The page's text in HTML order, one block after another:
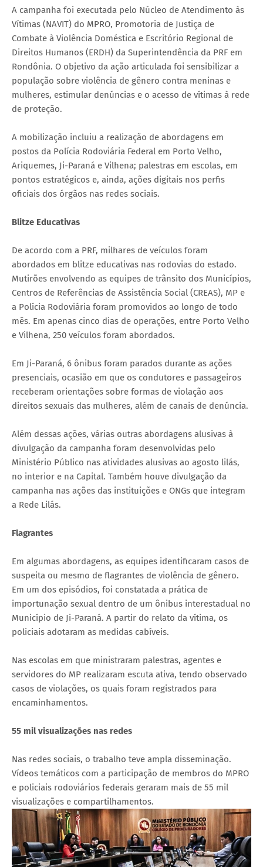
A campanha foi executada pelo Núcleo de Atendimento às
Vítimas (NAVIT) do MPRO, Promotoria de Justiça de
Combate à Violência Doméstica e Escritório Regional de
Direitos Humanos (ERDH) da Superintendência da PRF em
Rondônia. O objetivo da ação articulada foi sensibilizar a
população sobre violência de gênero contra meninas e
mulheres, estimular denúncias e o acesso de vítimas à rede
de proteção.
A mobilização incluiu a realização de abordagens em
postos da Polícia Rodoviária Federal em Porto Velho,
Ariquemes, Ji-Paraná e Vilhena; palestras em escolas, em
pontos estratégicos e, ainda, ações digitais nos perfis
oficiais dos órgãos nas redes sociais.
Blitze Educativas
De acordo com a PRF, milhares de veículos foram
abordados em blitze educativas nas rodovias do estado.
Mutirões envolvendo as equipes de trânsito dos Municípios,
Centros de Referências de Assistência Social (CREAS), MP e
a Polícia Rodoviária foram promovidos ao longo de todo
mês. Em apenas cinco dias de operações, entre Porto Velho
e Vilhena, 250 veículos foram abordados.
Em Ji-Paraná, 6 ônibus foram parados durante as ações
presenciais, ocasião em que os condutores e passageiros
receberam orientações sobre formas de violação aos
direitos sexuais das mulheres, além de canais de denúncia.
Além dessas ações, várias outras abordagens alusivas à
divulgação da campanha foram desenvolvidas pelo
Ministério Público nas atividades alusivas ao agosto lilás,
no interior e na Capital. Também houve divulgação da
campanha nas ações das instituições e ONGs que integram
a Rede Lilás.
Flagrantes
Em algumas abordagens, as equipes identificaram casos de
suspeita ou mesmo de flagrantes de violência de gênero.
Em um dos episódios, foi constatada a prática de
importunação sexual dentro de um ônibus interestadual no
Município de Ji-Paraná. A partir do relato da vítima, os
policiais adotaram as medidas cabíveis.
Nas escolas em que ministraram palestras, agentes e
servidores do MP realizaram escuta ativa, tendo observado
casos de violações, os quais foram registrados para
encaminhamentos.
55 mil visualizações nas redes
Nas redes sociais, o trabalho teve ampla disseminação.
Vídeos temáticos com a participação de membros do MPRO
e policiais rodoviários federais geraram mais de 55 mil
visualizações e compartilhamentos.